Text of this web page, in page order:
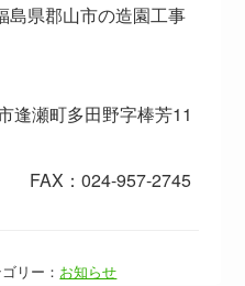
島県郡山市の造園工事
瀬町多田野字棒芳11
：024-957-2745
リー： お知らせ